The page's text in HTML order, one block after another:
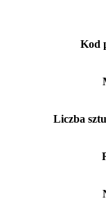
Kod
Liczba